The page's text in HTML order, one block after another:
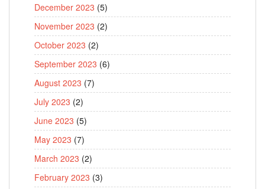
December 2023 (5)
November 2023 (2)
October 2023 (2)
September 2023 (6)
August 2023 (7)
July 2023 (2)
June 2023 (5)
May 2023 (7)
March 2023 (2)
February 2023 (3)